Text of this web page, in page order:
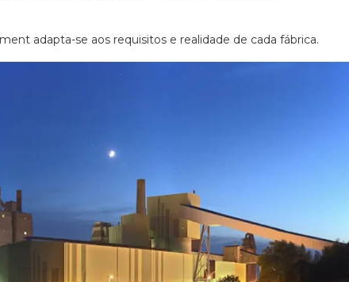
adapta-se aos requisitos e realidade de cada fábrica.